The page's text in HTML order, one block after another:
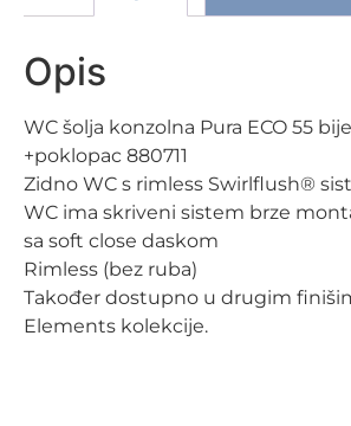
Opis
WC šolja konzolna Pura ECO 55
+poklopac 880711
Zidno WC s rimless Swirlflush®
WC ima skriveni sistem brze
sa soft close daskom
Rimless (bez ruba)
Također dostupno u drugim
Elements kolekcije.